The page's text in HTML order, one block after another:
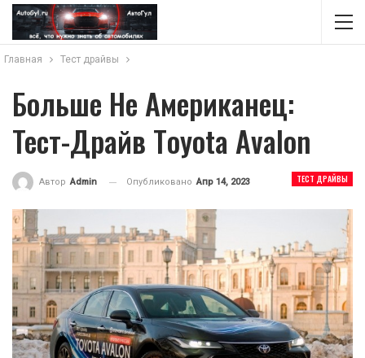
Главная Тест драйвы
Больше Не Американец:
Тест-Драйв Тoyota Avalon
ТЕСТ ДРАЙВЫ
Автор Admin Опубликовано Апр 14, 2023